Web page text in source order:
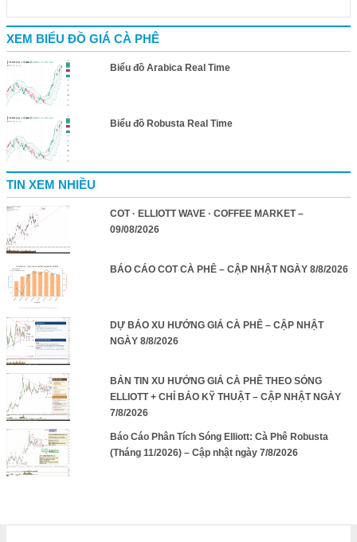
XEM BIỂU ĐỒ GIÁ CÀ PHÊ
Biểu đồ Arabica Real Time
Biểu đồ Robusta Real Time
TIN XEM NHIỀU
COT · ELLIOTT WAVE · COFFEE MARKET –
09/08/2026
BÁO CÁO COT CÀ PHÊ – CẬP NHẬT NGÀY 8/8/2026
DỰ BÁO XU HƯỚNG GIÁ CÀ PHÊ – CẬP NHẬT
NGÀY 8/8/2026
BẢN TIN XU HƯỚNG GIÁ CÀ PHÊ THEO SÓNG
ELLIOTT + CHỈ BÁO KỸ THUẬT – CẬP NHẬT NGÀY
7/8/2026
Báo Cáo Phân Tích Sóng Elliott: Cà Phê Robusta
(Tháng 11/2026) – Cập nhật ngày 7/8/2026